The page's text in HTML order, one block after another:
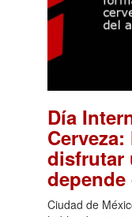
Día
disfrutar
Ciudad de